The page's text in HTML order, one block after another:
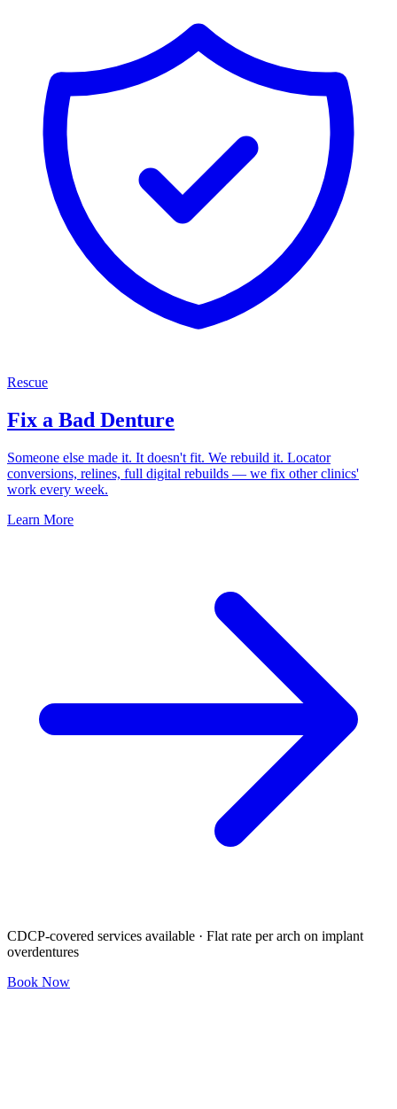
Rescue
Fix a Bad Denture
Someone else made it. It doesn't fit. We rebuild it. Locator
conversions, relines, full digital rebuilds — we fix other clinics'
work every week.
Learn More
CDCP-covered services available · Flat rate per arch on implant
overdentures
Book Now